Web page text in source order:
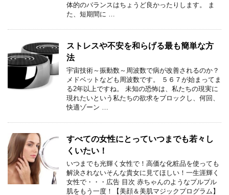
体的のバランスはちょうど良かったりします。 ま
た、短期間に …
ストレスや不安を和らげる最も簡単な方
法
宇宙技術～振動数～周波数で病が改善されるのか？
メドベットなども周波数です。 ５６７が始まってま
る2年以上ですね。 未知の恐怖は、私たちの現実に
現れたいという私たちの欲求をブロックし、何回、
快適ゾーン …
すべての女性にとっていつまでも若々し
くいたい！
いつまでも光輝く女性で！高価な化粧品を使っても
解決されないそんな貴女に見てほしい！一生涯輝く
女性で・・・広告 目次 赤ちゃんのようなプルプル
肌をもう一度！【美顔＆美肌マジックプログラム】